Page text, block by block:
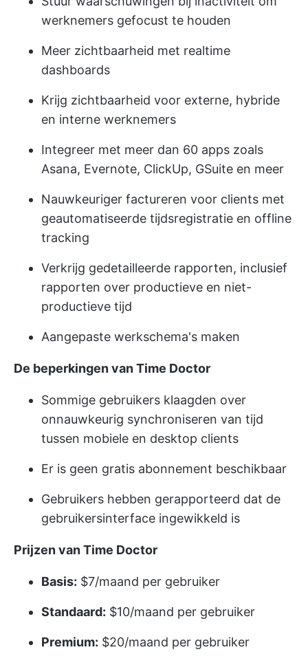
werknemers gefocust te houden
Meer zichtbaarheid met realtime
dashboards
Krijg zichtbaarheid voor externe, hybride
en interne werknemers
Integreer met meer dan 60 apps zoals
Asana, Evernote, ClickUp, GSuite en meer
Nauwkeuriger factureren voor clients met
geautomatiseerde tijdsregistratie en offline
tracking
Verkrijg gedetailleerde rapporten, inclusief
rapporten over productieve en niet-
productieve tijd
Aangepaste werkschema's maken
De beperkingen van Time Doctor
Sommige gebruikers klaagden over
onnauwkeurig synchroniseren van tijd
tussen mobiele en desktop clients
Er is geen gratis abonnement beschikbaar
Gebruikers hebben gerapporteerd dat de
gebruikersinterface ingewikkeld is
Prijzen van Time Doctor
Basis: $7/maand per gebruiker
Standaard: $10/maand per gebruiker
Premium: $20/maand per gebruiker